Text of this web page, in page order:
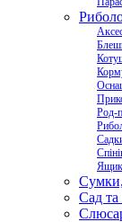
Род-
Сумки,
Сад та